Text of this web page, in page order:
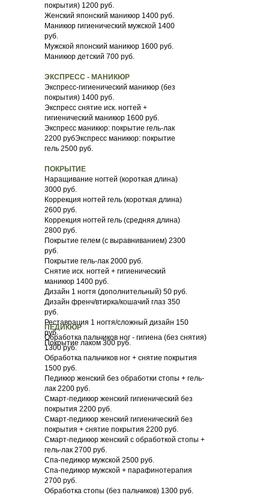
покрытия) 1200 руб.
Женский японский маникюр 1400 руб.
Маникюр гигиенический мужской 1400
руб.
Мужской японский маникюр 1600 руб.
Маникюр детский 700 руб.
ЭКСПРЕСС - МАНИКЮР
Экспресс-гигиенический маникюр (без
покрытия) 1400 руб.
Экспресс снятие иск. ногтей +
гигиенический маникюр 1600 руб.
Экспресс маникюр: покрытие гель-лак
2200 рубЭкспресс маникюр: покрытие
гель 2500 руб.
ПОКРЫТИЕ
Наращивание ногтей (короткая длина)
3000 руб.
Коррекция ногтей гель (короткая длина)
2600 руб.
Коррекция ногтей гель (средняя длина)
2800 руб.
Покрытие гелем (с выравниванием) 2300
руб.
Покрытие гель-лак 2000 руб.
Снятие иск. ногтей + гигиенический
маникюр 1400 руб.
Дизайн 1 ногтя (дополнительный) 50 руб.
Дизайн френч/втирка/кошачий глаз 350
руб.
Реставрация 1 ногтя/сложный дизайн 150
руб.
Покрытие лаком 300 руб.
ПЕДИКЮР
Обработка пальчиков ног - гигиена (без снятия)
1300 руб.
Обработка пальчиков ног + снятие покрытия
1500 руб.
Педикюр женский без обработки стопы + гель-
лак 2200 руб.
Смарт-педикюр женский гигиенический без
покрытия 2200 руб.
Смарт-педикюр женский гигиенический без
покрытия + снятие покрытия 2200 руб.
Смарт-педикюр женский с обработкой стопы +
гель-лак 2700 руб.
Спа-педикюр мужской 2500 руб.
Спа-педикюр мужской + парафинотерапия
2700 руб.
Обработка стопы (без пальчиков) 1300 руб.